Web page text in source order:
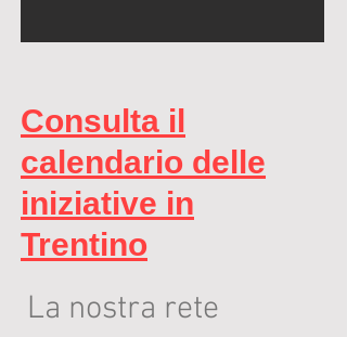
Consulta il
calendario delle
iniziative in
Trentino
La nostra rete